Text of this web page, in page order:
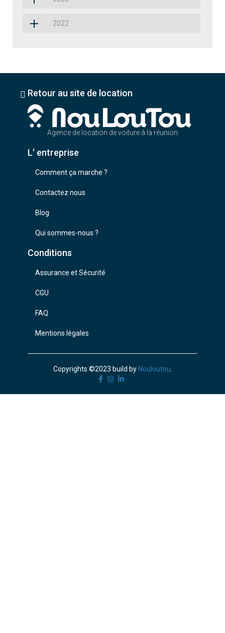
2022
Retour au site de location
Agence de location de voiture à la réunion
L' entreprise
Comment ça marche ?
Contactez nous
Blog
Qui sommes-nous ?
Conditions
Assurance et Sécurité
CGU
FAQ
Mentions légales
Copyrights ©2023 build by Nouloutou